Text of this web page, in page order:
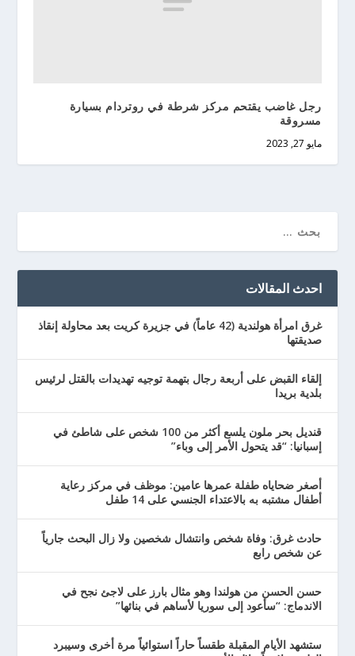
رجل غاضب يقتحم مركز شرطة في روتردام بسيارة
مسروقة
مايو 27, 2023
احدث المقالات
غرق امرأة هولندية (42 عاماً) في جزيرة كريت بعد محاولة إنقاذ
صديقتها
إلقاء القبض على أربعة رجال بتهمة توجيه تهديدات بالقتل لرئيس
بلدية بريدا
قنديل بحر ملون يلسع أكثر من 100 شخص على شاطئ في
إسبانيا: “قد يتحول الأمر إلى وباء”
أصغر ضحاياه طفلة عمرها عامين: موظف في مركز رعاية
أطفال مشتبه به بالاعتداء الجنسي على 14 طفل
حادث غرق: وفاة شخص وانتشال شخصين ولا زال البحث جارياً
عن شخص رابع
حسن الحسن من هولندا وهو مثال بارز على لاجئ نجح في
الاندماج: “سأعود إلى سوريا لأساهم في بنائها”
ستشهد الأيام المقبلة طقساً حاراً استوائياً مرة أخرى وسيبرد